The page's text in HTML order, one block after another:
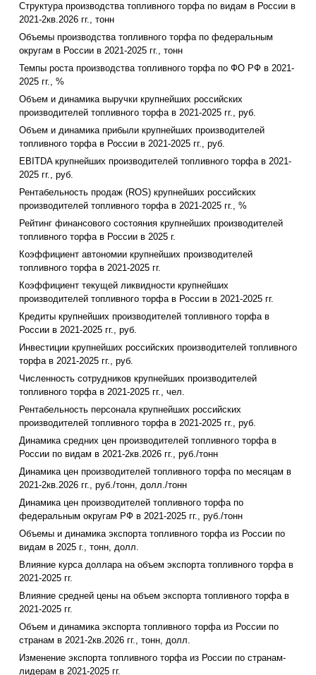
Структура производства топливного торфа по видам в России в
2021-2кв.2026 гг., тонн
Объемы производства топливного торфа по федеральным
округам в России в 2021-2025 гг., тонн
Темпы роста производства топливного торфа по ФО РФ в 2021-
2025 гг., %
Объем и динамика выручки крупнейших российских
производителей топливного торфа в 2021-2025 гг., руб.
Объем и динамика прибыли крупнейших производителей
топливного торфа в России в 2021-2025 гг., руб.
EBITDA крупнейших производителей топливного торфа в 2021-
2025 гг., руб.
Рентабельность продаж (ROS) крупнейших российских
производителей топливного торфа в 2021-2025 гг., %
Рейтинг финансового состояния крупнейших производителей
топливного торфа в России в 2025 г.
Коэффициент автономии крупнейших производителей
топливного торфа в 2021-2025 гг.
Коэффициент текущей ликвидности крупнейших
производителей топливного торфа в России в 2021-2025 гг.
Кредиты крупнейших производителей топливного торфа в
России в 2021-2025 гг., руб.
Инвестиции крупнейших российских производителей топливного
торфа в 2021-2025 гг., руб.
Численность сотрудников крупнейших производителей
топливного торфа в 2021-2025 гг., чел.
Рентабельность персонала крупнейших российских
производителей топливного торфа в 2021-2025 гг., руб.
Динамика средних цен производителей топливного торфа в
России по видам в 2021-2кв.2026 гг., руб./тонн
Динамика цен производителей топливного торфа по месяцам в
2021-2кв.2026 гг., руб./тонн, долл./тонн
Динамика цен производителей топливного торфа по
федеральным округам РФ в 2021-2025 гг., руб./тонн
Объемы и динамика экспорта топливного торфа из России по
видам в 2025 г., тонн, долл.
Влияние курса доллара на объем экспорта топливного торфа в
2021-2025 гг.
Влияние средней цены на объем экспорта топливного торфа в
2021-2025 гг.
Объем и динамика экспорта топливного торфа из России по
странам в 2021-2кв.2026 гг., тонн, долл.
Изменение экспорта топливного торфа из России по странам-
лидерам в 2021-2025 гг.